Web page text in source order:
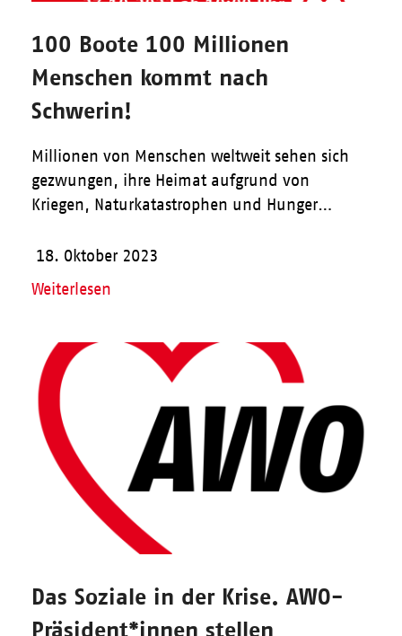
100 Boote 100 Millionen
Menschen kommt nach
Schwerin!
Millionen von Menschen weltweit sehen sich
gezwungen, ihre Heimat aufgrund von
Kriegen, Naturkatastrophen und Hunger…
18. Oktober 2023
Weiterlesen
Das Soziale in der Krise. AWO-
Präsident*innen stellen